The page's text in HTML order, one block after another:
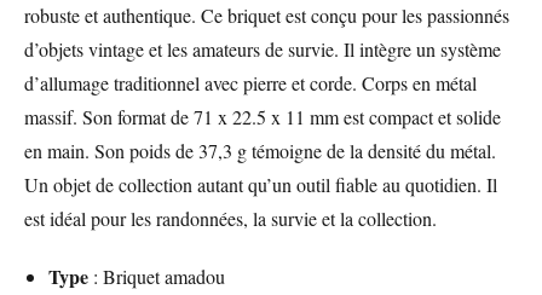
robuste et authentique. Ce briquet est conçu pour les passionnés
d’objets vintage et les amateurs de survie. Il intègre un système
d’allumage traditionnel avec pierre et corde. Corps en métal
massif. Son format de 71 x 22.5 x 11 mm est compact et solide
en main. Son poids de 37,3 g témoigne de la densité du métal.
Un objet de collection autant qu’un outil fiable au quotidien. Il
est idéal pour les randonnées, la survie et la collection.
Type : Briquet amadou